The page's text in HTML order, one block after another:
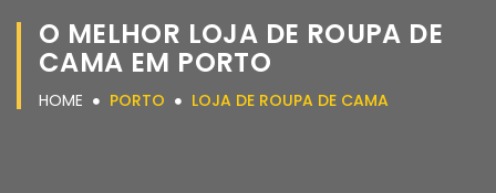
O MELHOR LOJA DE ROUPA DE
CAMA EM PORTO
HOME PORTO LOJA DE ROUPA DE CAMA